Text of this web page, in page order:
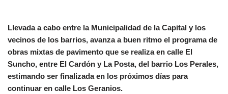
Llevada a cabo entre la Municipalidad de la Capital y los
vecinos de los barrios, avanza a buen ritmo el programa de
obras mixtas de pavimento que se realiza en calle El
Suncho, entre El Cardón y La Posta, del barrio Los Perales,
estimando ser finalizada en los próximos días para
continuar en calle Los Geranios.